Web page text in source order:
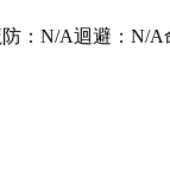
： N/A迴避 ： N/A